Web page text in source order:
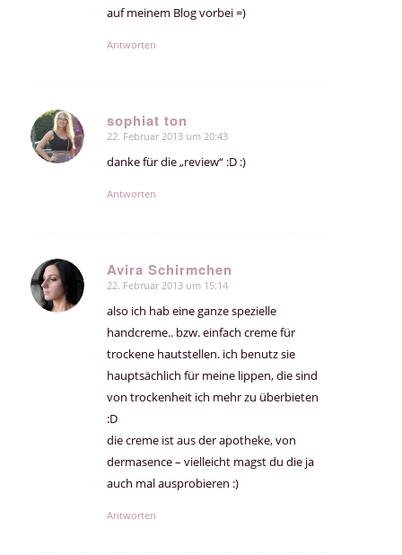
auf meinem Blog vorbei =)
Antworten
sophiat ton
sagte:
22. Februar 2013 um 20:43
danke für die „review“ :D :)
Antworten
Avira Schirmchen
sagte:
22. Februar 2013 um 15:14
also ich hab eine ganze spezielle
handcreme.. bzw. einfach creme für
trockene hautstellen. ich benutz sie
hauptsächlich für meine lippen, die sind
von trockenheit ich mehr zu überbieten
:D
die creme ist aus der apotheke, von
dermasence – vielleicht magst du die ja
auch mal ausprobieren :)
Antworten